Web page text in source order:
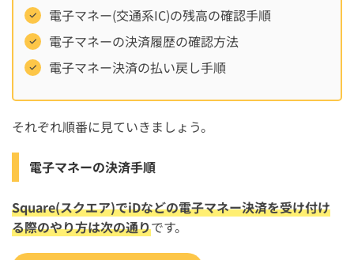
電子マネー(交通系IC)の残高の確認手順
電子マネーの決済履歴の確認方法
電子マネー決済の払い戻し手順
それぞれ順番に見ていきましょう。
電子マネーの決済手順
Square(スクエア)でiDなどの電子マネー決済を受け付け
る際のやり方は次の通りです。